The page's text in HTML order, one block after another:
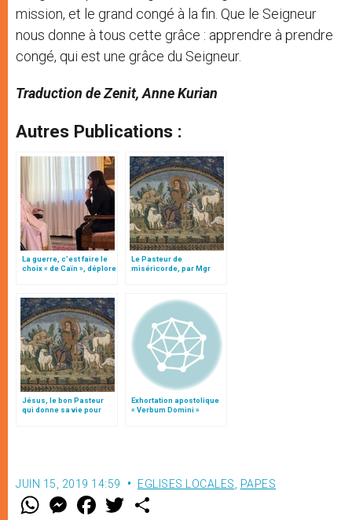
mission, et le grand congé à la fin. Que le Seigneur
nous donne à tous cette grâce : apprendre à prendre
congé, qui est une grâce du Seigneur.
Traduction de Zenit, Anne Kurian
Autres Publications :
La guerre, c’est faire le
choix « de Caïn », déplore
Le Pasteur de
miséricorde, par Mgr
Jésus, le bon Pasteur
qui donne sa vie pour
Exhortation apostolique
« Verbum Domini »
JUIN 15, 2019 14:59 EGLISES LOCALES PAPES
W M
e
F
a w